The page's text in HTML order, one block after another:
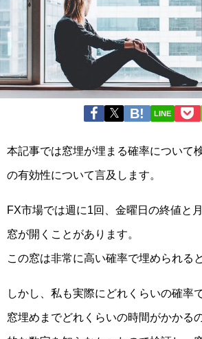
LINE
本記事では窓埋が埋まる確率について
の有効性について言及します。
FX市場では週に1回、金曜日の終値と
窓が開くことがあります。
この窓は非常に高い確率で埋められる
しかし、私も実際にどれくらいの確率
窓埋めまでどれくらいの時間がかかる